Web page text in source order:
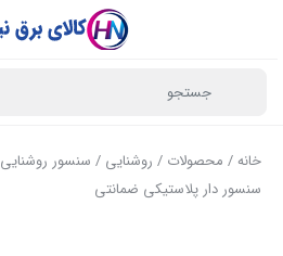
خانه/ محصولات / روشنایی / سنسور روشنایی
سنسور دار پلاستیکی ضمانتی